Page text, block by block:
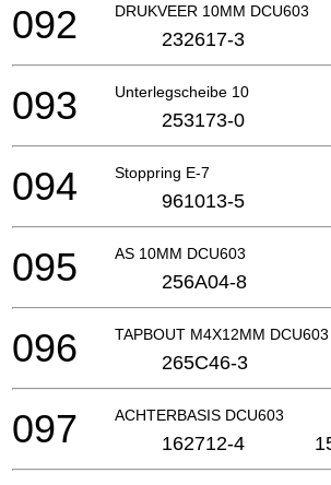
DRUKVEER 10MM DCU603
092 232617-3
Unterlegscheibe 10
093 253173-0
Stoppring E-7
094 961013-5
AS 10MM DCU603
095 256A04-8
TAPBOUT M4X12MM DCU603
096 265C46-3
ACHTERBASIS DCU603
097 162712-4